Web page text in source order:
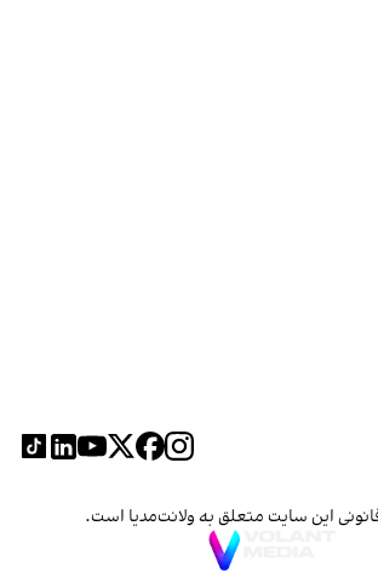
این سایت متعلق به ولانت‌مدیا است.